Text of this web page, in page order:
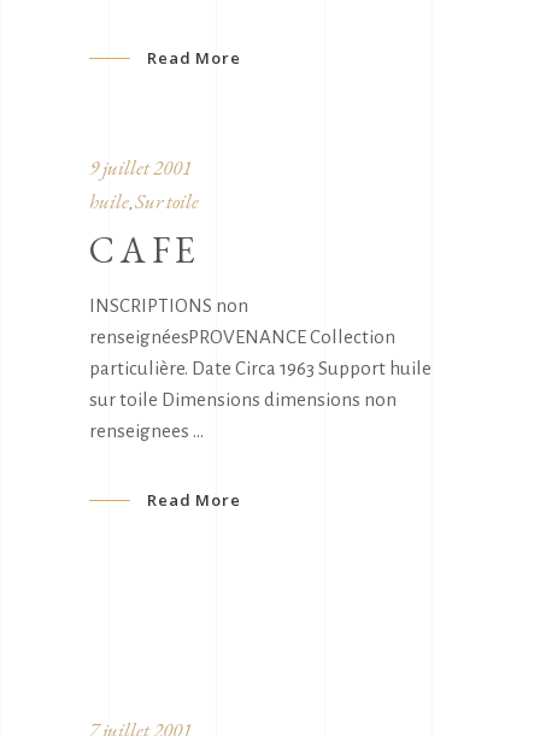
Read More
9 juillet 2001
huile, Sur toile
CAFE
INSCRIPTIONS non
renseignéesPROVENANCE Collection
particulière. Date Circa 1963 Support huile
sur toile Dimensions dimensions non
renseignees
Read More
7 juillet 2001